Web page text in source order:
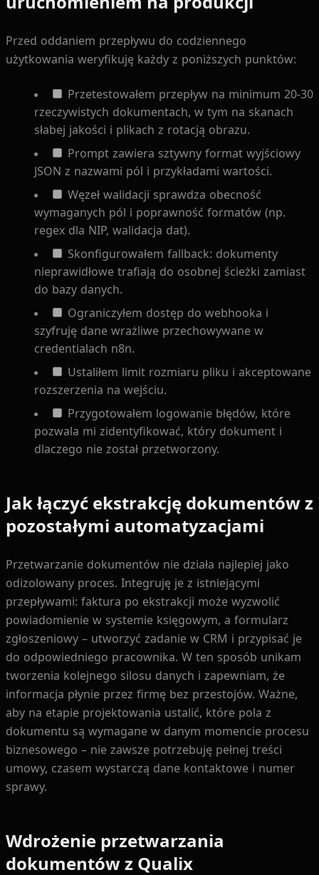
Przed oddaniem przepływu do codziennego
użytkowania weryfikuję każdy z poniższych punktów:
Przetestowałem przepływ na minimum 20-30
rzeczywistych dokumentach, w tym na skanach
słabej jakości i plikach z rotacją obrazu.
Prompt zawiera sztywny format wyjściowy
JSON z nazwami pól i przykładami wartości.
Węzeł walidacji sprawdza obecność
wymaganych pól i poprawność formatów (np.
regex dla NIP, walidacja dat).
Skonfigurowałem fallback: dokumenty
nieprawidłowe trafiają do osobnej ścieżki zamiast
do bazy danych.
Ograniczyłem dostęp do webhooka i
szyfruję dane wrażliwe przechowywane w
credentialach n8n.
Ustaliłem limit rozmiaru pliku i akceptowane
rozszerzenia na wejściu.
Przygotowałem logowanie błędów, które
pozwala mi zidentyfikować, który dokument i
dlaczego nie został przetworzony.
Jak łączyć ekstrakcję dokumentów z
pozostałymi automatyzacjami
Przetwarzanie dokumentów nie działa najlepiej jako
odizolowany proces. Integruję je z istniejącymi
przepływami: faktura po ekstrakcji może wyzwolić
powiadomienie w systemie księgowym, a formularz
zgłoszeniowy – utworzyć zadanie w CRM i przypisać je
do odpowiedniego pracownika. W ten sposób unikam
tworzenia kolejnego silosu danych i zapewniam, że
informacja płynie przez firmę bez przestojów. Ważne,
aby na etapie projektowania ustalić, które pola z
dokumentu są wymagane w danym momencie procesu
biznesowego – nie zawsze potrzebuję pełnej treści
umowy, czasem wystarczą dane kontaktowe i numer
sprawy.
Wdrożenie przetwarzania
dokumentów z Qualix